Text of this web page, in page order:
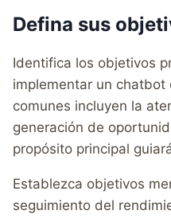
Defina sus
Identifica los objetivos
implementar un chatbot
comunes incluyen la
generación de
propósito principal
Establezca objetivos
seguimiento del